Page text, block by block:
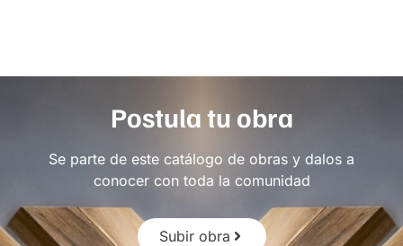
Postula tu obra
Se parte de este catálogo de obras y dalos a
conocer con toda la comunidad
Subir obra